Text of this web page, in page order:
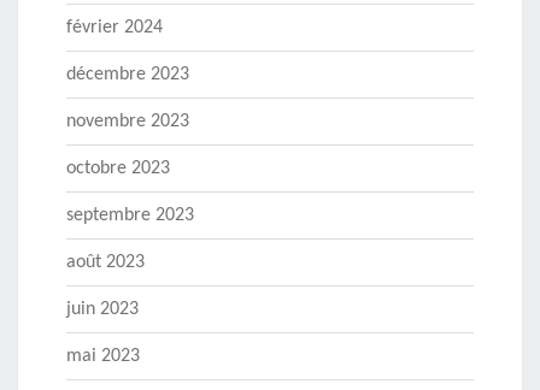
février 2024
décembre 2023
novembre 2023
octobre 2023
septembre 2023
août 2023
juin 2023
mai 2023